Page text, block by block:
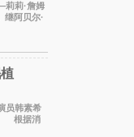
莉·詹姆
继阿贝尔·
根据消